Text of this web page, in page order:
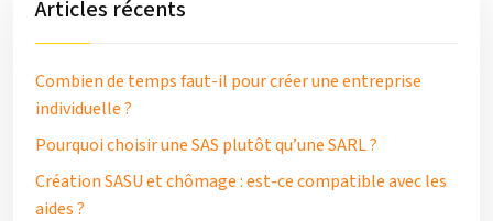
Articles récents
Combien de temps faut-il pour créer une entreprise
individuelle ?
Pourquoi choisir une SAS plutôt qu’une SARL ?
Création SASU et chômage : est-ce compatible avec les
aides ?